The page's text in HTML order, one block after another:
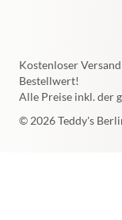
© 2026 Teddy's
Kostenloser
Bestellwert!
Alle Preise inkl. der